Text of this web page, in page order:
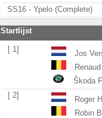
SS16 - Ypelo (Complete)
Startlijst
[ 1]
Jos
Škoda
[ 2]
Roger
Robin